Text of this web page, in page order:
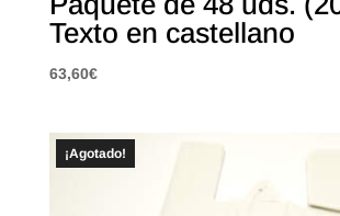
Texto en castellano
63,60€
¡Agotado!